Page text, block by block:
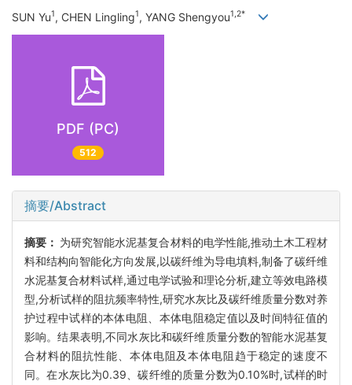
SUN Yu1, CHEN Lingling1, YANG Shengyou1,2*
PDF (PC)
512
摘要/Abstract
摘要： 为研究智能水泥基复合材料的电学性能,推动土木工程材
料和结构向智能化方向发展,以碳纤维为导电填料,制备了碳纤维
水泥基复合材料试样,通过电学试验和理论分析,建立等效电路模
型,分析试样的阻抗频率特性,研究水灰比及碳纤维质量分数对养
护过程中试样的本体电阻、本体电阻稳定值以及时间特征值的
影响。结果表明,不同水灰比和碳纤维质量分数的智能水泥基复
合材料的阻抗性能、本体电阻及本体电阻趋于稳定的速度不
同。在水灰比为0.39、碳纤维的质量分数为0.10%时,试样的时